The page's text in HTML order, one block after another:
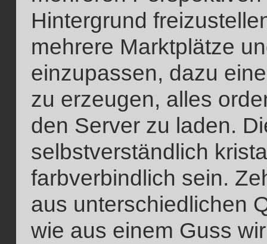
Hintergrund
mehrere Marktplätze
einzupassen, dazu
zu erzeugen, alles
den Server zu laden.
selbstverständlich
farbverbindlich sein.
aus unterschiedlichen
wie aus einem Guss